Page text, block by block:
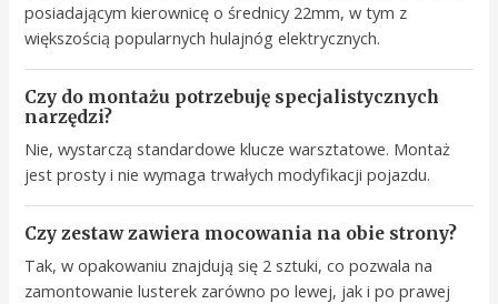
posiadającym kierownicę o średnicy 22mm, w tym z
większością popularnych hulajnóg elektrycznych.
Czy do montażu potrzebuję specjalistycznych
narzędzi?
Nie, wystarczą standardowe klucze warsztatowe. Montaż
jest prosty i nie wymaga trwałych modyfikacji pojazdu.
Czy zestaw zawiera mocowania na obie strony?
Tak, w opakowaniu znajdują się 2 sztuki, co pozwala na
zamontowanie lusterek zarówno po lewej, jak i po prawej